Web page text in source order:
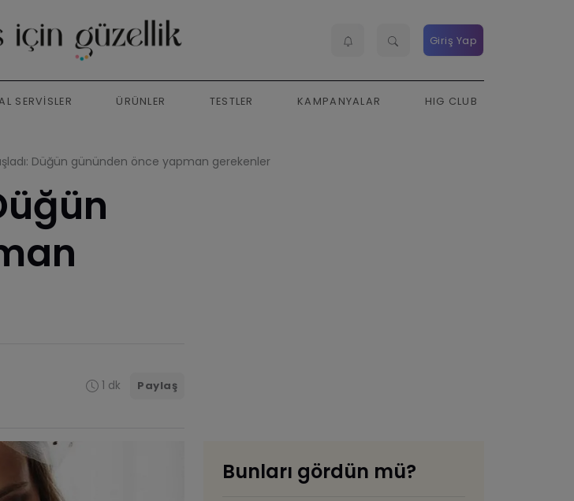
Giriş Yap
SERVISLER ÜRÜNLER TESTLER KAMPANYALAR HIG CLUB
Düğün gününden önce yapman gerekenler
1 dk Paylaş
Bunları gördün mü?